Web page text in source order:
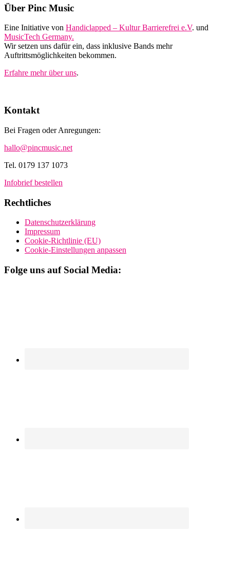
Footer
Über Pinc Music
Eine Initiative von Handiclapped – Kultur Barrierefrei e.V. und
MusicTech Germany.
Wir setzen uns dafür ein, dass inklusive Bands mehr
Auftrittsmöglichkeiten bekommen.
Erfahre mehr über uns.
Kontakt
Bei Fragen oder Anregungen:
hallo@pincmusic.net
Tel. 0179 137 1073
Infobrief bestellen
Rechtliches
Datenschutzerklärung
Impressum
Cookie-Richtlinie (EU)
Cookie-Einstellungen anpassen
Folge uns auf Social Media: